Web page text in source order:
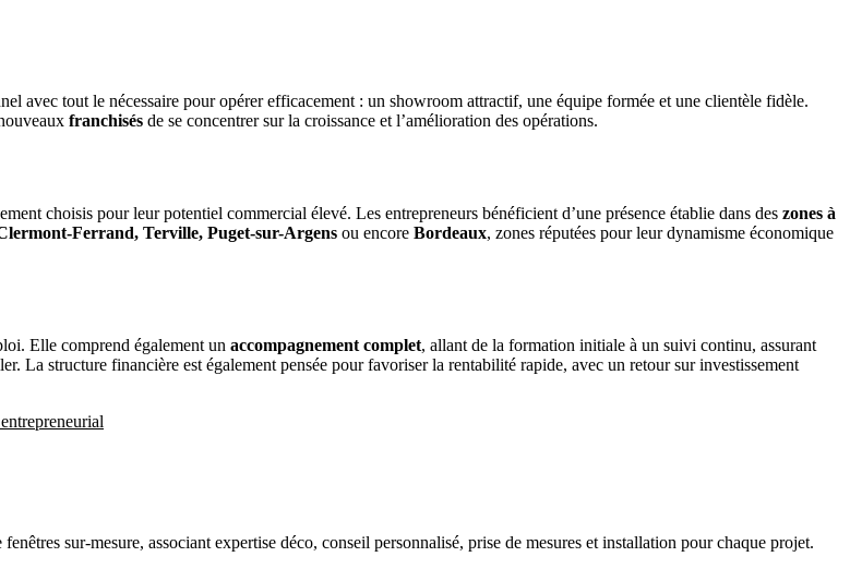
avec tout le nécessaire pour opérer efficacement : un showroom attractif, une équipe formée et une clientèle fidèle.
franchisés de se concentrer sur la croissance et l’amélioration des opérations.
choisis pour leur potentiel commercial élevé. Les entrepreneurs bénéficient d’une présence établie dans des zones à
Ferrand, Terville, Puget-sur-Argens ou encore Bordeaux, zones réputées pour leur dynamisme économique
Elle comprend également un accompagnement complet, allant de la formation initiale à un suivi continu, assurant
La structure financière est également pensée pour favoriser la rentabilité rapide, avec un retour sur investissement
sur-mesure, associant expertise déco, conseil personnalisé, prise de mesures et installation pour chaque projet.